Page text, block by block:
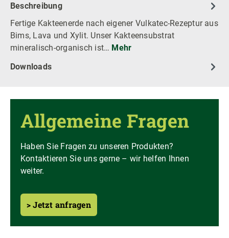
Beschreibung
Fertige Kakteenerde nach eigener Vulkatec-Rezeptur aus
Bims, Lava und Xylit. Unser Kakteensubstrat
mineralisch-organisch ist… Mehr
Downloads
Allgemeine Fragen
Haben Sie Fragen zu unseren Produkten?
Kontaktieren Sie uns gerne – wir helfen Ihnen
weiter.
> Jetzt anfragen